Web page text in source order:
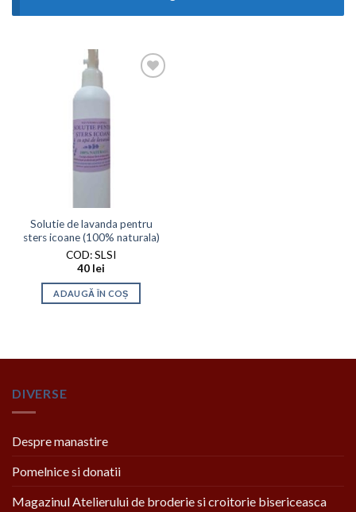
Adaugati
Solutie de lavanda pentru
sters icoane (100% naturala)
COD: SLSI
40 lei
ADAUGĂ ÎN COȘ
DIVERSE
Despre manastire
Pomelnice si donatii
Magazinul Atelierului de broderie si croitorie bisericeasca